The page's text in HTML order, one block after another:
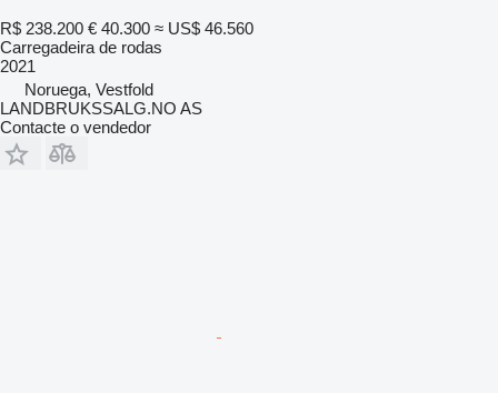
R$ 238.200 € 40.300 ≈ US$ 46.560
Carregadeira de rodas
2021
Noruega, Vestfold
LANDBRUKSSALG.NO AS
Contacte o vendedor